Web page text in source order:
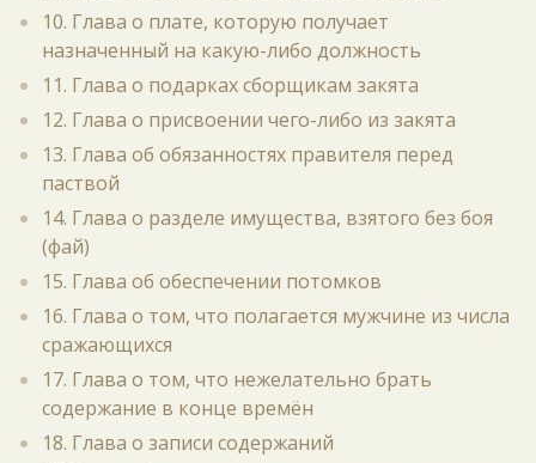
10. Глава о плате, которую получает
назначенный на какую-либо должность
11. Глава о подарках сборщикам закята
12. Глава о присвоении чего-либо из закята
13. Глава об обязанностях правителя перед
паствой
14. Глава о разделе имущества, взятого без боя
(фай)
15. Глава об обеспечении потомков
16. Глава о том, что полагается мужчине из числа
сражающихся
17. Глава о том, что нежелательно брать
содержание в конце времён
18. Глава о записи содержаний